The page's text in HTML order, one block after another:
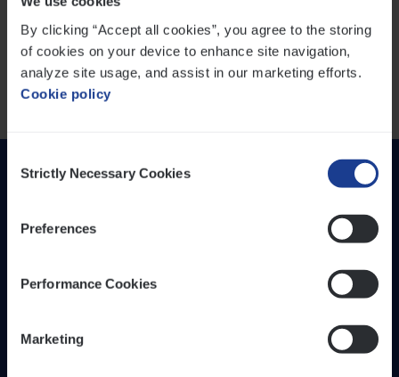
By clicking “Accept all cookies”, you agree to the storing
of cookies on your device to enhance site navigation,
analyze site usage, and assist in our marketing efforts.
Cookie policy
Selection
Strictly Necessary Cookies
Preferences
Performance Cookies
Marketing
Doe aangifte van je hospitalisatie
Duur­zaam­heid
Onze bedrijfs­cul­tuur